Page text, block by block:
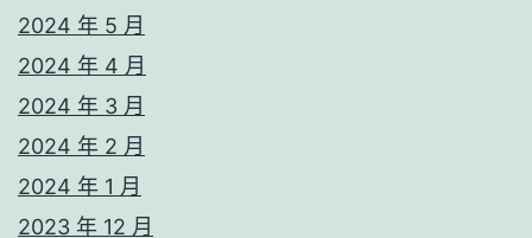
2024 年 5 月
2024 年 4 月
2024 年 3 月
2024 年 2 月
2024 年 1 月
2023 年 12 月